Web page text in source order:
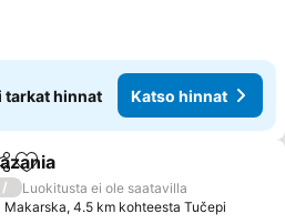
tarkat hinnat Katso hinnat
Lisää suosikkeihin
/
Luokitusta ei ole saatavilla
Makarska, 4.5 km kohteesta Tučepi